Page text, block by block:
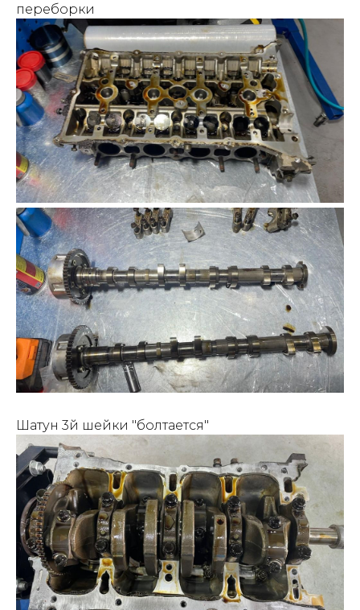
переборки
Шатун 3й шейки "болтается"